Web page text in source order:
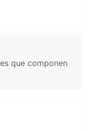
que componen